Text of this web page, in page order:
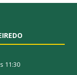
11:30